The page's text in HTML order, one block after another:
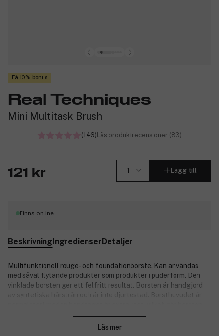
Få 10% bonus
Real Techniques
Mini Multitask Brush
(146)Läs produktrecensioner (83)
121 kr Lägg till
Finns online
BeskrivningIngredienserDetaljer
Multifunktionell rouge- och foundationborste. Kan användas
med såväl flytande produkter som produkter i puderform. Den
vinklade borsten ger ett felfritt resultat. Borsten är handgjord
av syntetiska hårstrån och är inte djurtestad. Borsthuvudet är
Läs mer